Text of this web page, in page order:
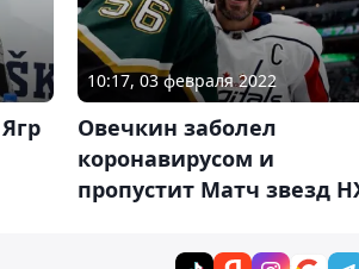
10:17, 03 февраля 2022
Овечкин заболел
коронавирусом и
пропустит Матч звезд